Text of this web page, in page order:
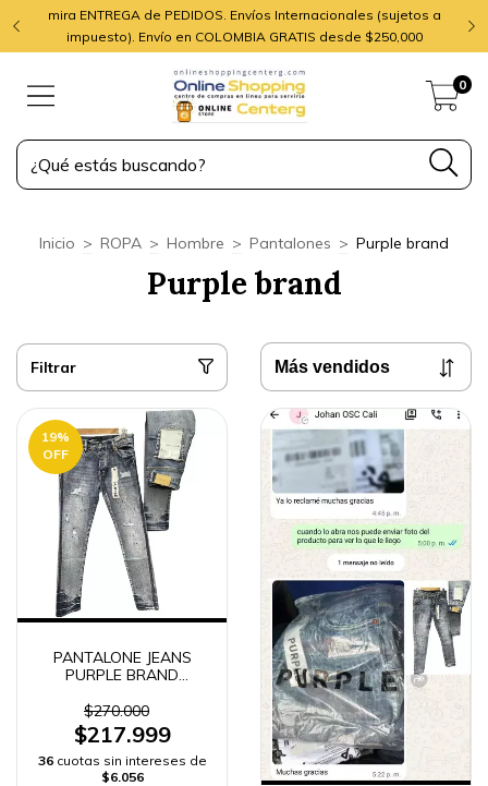
mira ENTREGA de PEDIDOS. Envíos Internacionales (sujetos a
impuesto). Envío en COLOMBIA GRATIS desde $250,000
0
Inicio > ROPA > Hombre > Pantalones > Purple brand
Purple brand
Filtrar
19%
OFF
PANTALONE JEANS
PURPLE BRAND
$270.000
$217.999
36 cuotas sin intereses de
$6.056